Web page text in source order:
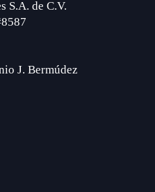
S.A. de C.V.
J. Bermúdez